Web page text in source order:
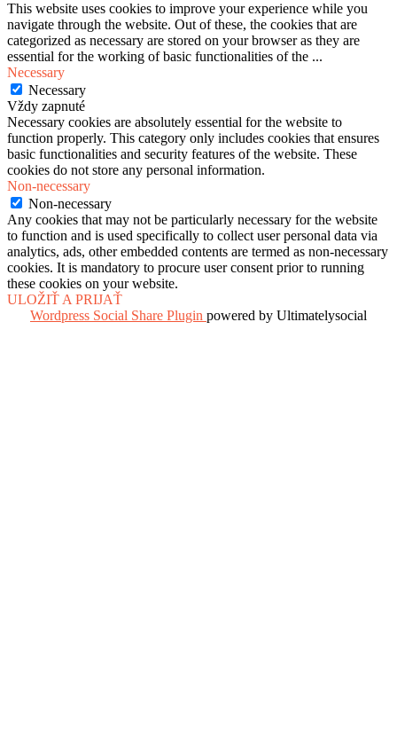
This website uses cookies to improve your experience while you
navigate through the website. Out of these, the cookies that are
categorized as necessary are stored on your browser as they are
essential for the working of basic functionalities of the ...
Necessary
Necessary
Vždy zapnuté
Necessary cookies are absolutely essential for the website to
function properly. This category only includes cookies that ensures
basic functionalities and security features of the website. These
cookies do not store any personal information.
Non-necessary
Non-necessary
Any cookies that may not be particularly necessary for the website
to function and is used specifically to collect user personal data via
analytics, ads, other embedded contents are termed as non-necessary
cookies. It is mandatory to procure user consent prior to running
these cookies on your website.
ULOŽIŤ A PRIJAŤ
Wordpress Social Share Plugin powered by Ultimatelysocial